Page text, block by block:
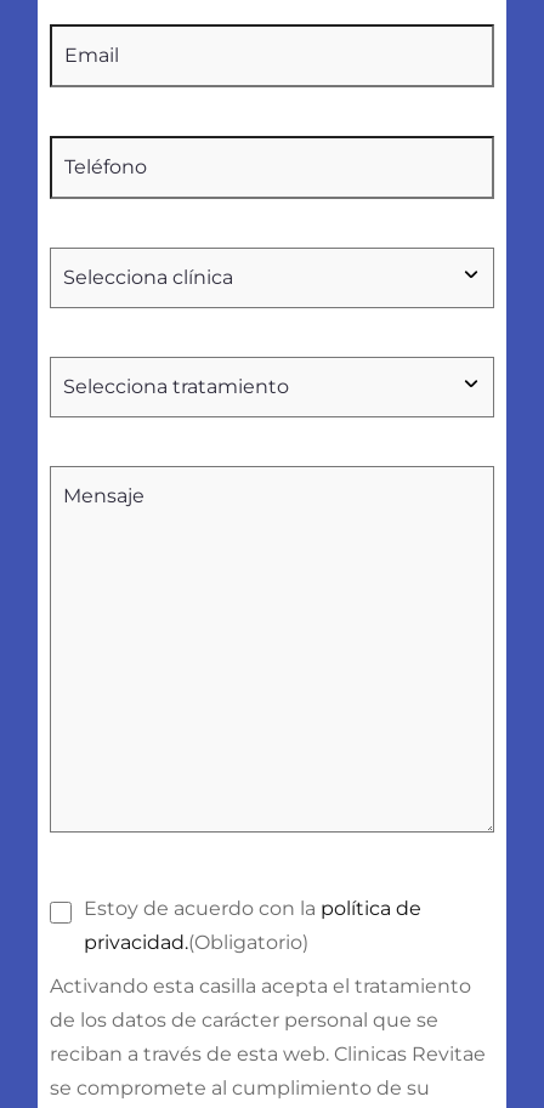
Consentimiento (Obligatorio)
Estoy de acuerdo con la política de
privacidad.(Obligatorio)
Activando esta casilla acepta el tratamiento
de los datos de carácter personal que se
reciban a través de esta web. Clinicas Revitae
se compromete al cumplimiento de su